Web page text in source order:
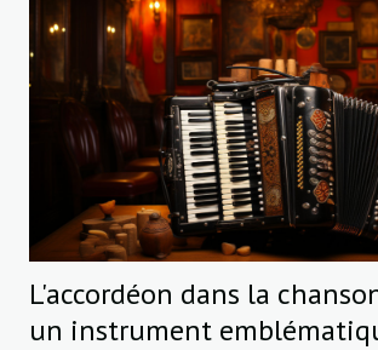
L'accordéon dans la
un instrument